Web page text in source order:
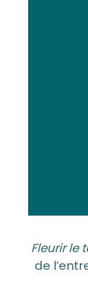
Fleurir le
de